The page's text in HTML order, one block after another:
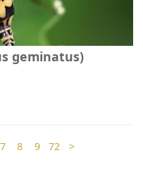
geminatus)
7 8 9 72 >